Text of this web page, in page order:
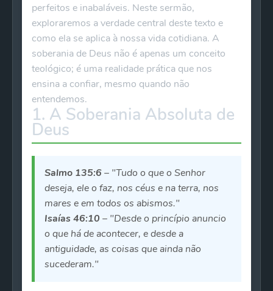
perfeitos e inabaláveis. Neste sermão,
exploraremos a verdade central deste texto e
como ela se aplica à nossa vida cotidiana. A
soberania de Deus não é apenas um conceito
teológico; é uma realidade prática que nos
ensina a confiar, mesmo quando não
entendemos.
1. A Soberania Absoluta de
Deus
Salmo 135:6– "Tudo o que o Senhor
deseja, ele o faz, nos céus e na terra, nos
mares e em todos os abismos."
Isaías 46:10 – "Desde o princípio anuncio
o que há de acontecer, e desde a
antiguidade, as coisas que ainda não
sucederam."